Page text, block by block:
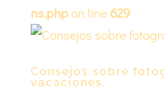
ns.phpon line 629
Consejos sobre
vacaciones.